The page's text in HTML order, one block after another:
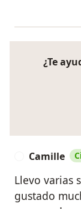
¿Te
Camille
Llevo varias
gustado